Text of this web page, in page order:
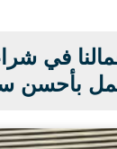
في
بأحسن